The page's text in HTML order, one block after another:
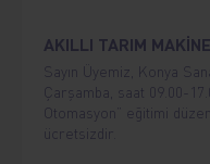
AKILLI TARIM
Sayın Üyemiz, Konya
Çarşamba, saat 09.00-
Otomasyon” eğitimi
ücretsizdir.